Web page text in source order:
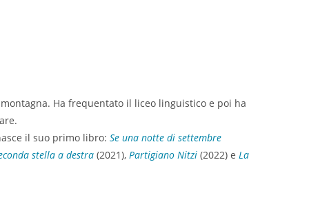
Ha frequentato il liceo linguistico e poi ha
il suo primo libro: Se una notte di settembre
stella a destra(2021), Partigiano Nitzi(2022) e La